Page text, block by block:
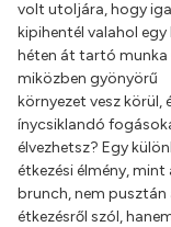
volt utoljára, hogy
kipihentél valahol egy
héten át tartó munka
miközben gyönyörű
környezet vesz körül,
ínycsiklandó
élvezhetsz? Egy
étkezési élmény, mint
brunch, nem pusztán
étkezésről szól,